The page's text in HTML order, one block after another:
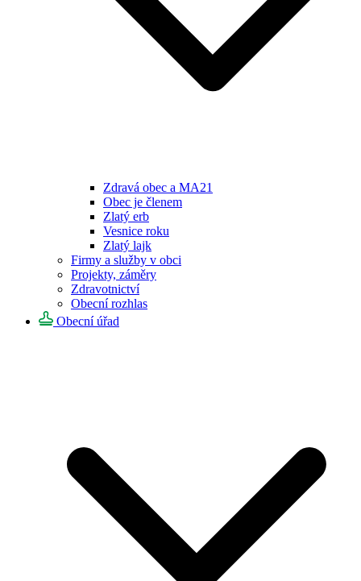
Zdravá obec a MA21
Obec je členem
Zlatý erb
Vesnice roku
Zlatý lajk
Firmy a služby v obci
Projekty, záměry
Zdravotnictví
Obecní rozhlas
Obecní úřad